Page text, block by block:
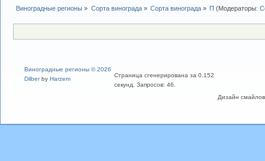
Виноградные регионы » Сорта винограда» Сорта винограда» П (Модераторы:
Дизайн
Виноградные регионы © 2026
Dilberby Harzem
Страница сгенерирована за 0.152
секунд. Запросов: 46.